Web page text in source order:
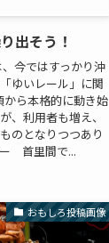
出そう！
今ではすっかり沖
ゆいレール」に関
から本格的に動き始
、利用者も増え、
のとなりつつあり
首里間で...
おもしろ投稿画像